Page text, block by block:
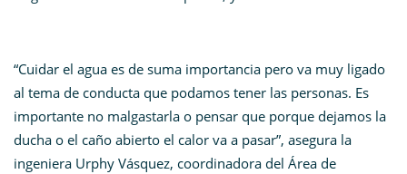
“Cuidar el agua es de suma importancia pero va muy ligado
al tema de conducta que podamos tener las personas. Es
importante no malgastarla o pensar que porque dejamos la
ducha o el caño abierto el calor va a pasar”, asegura la
ingeniera Urphy Vásquez, coordinadora del Área de